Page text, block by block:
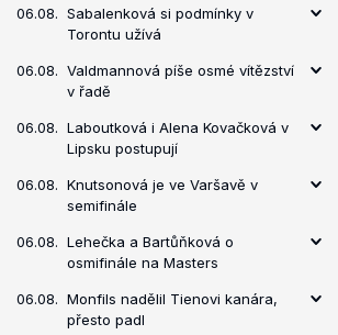
06.08. Sabalenková si podmínky v
Torontu užívá
06.08. Valdmannová píše osmé vítězství
v řadě
06.08. Laboutková i Alena Kovačková v
Lipsku postupují
06.08. Knutsonová je ve Varšavě v
semifinále
06.08. Lehečka a Bartůňková o
osmifinále na Masters
06.08. Monfils nadělil Tienovi kanára,
přesto padl